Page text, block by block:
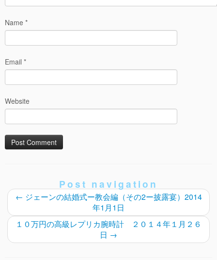
Name *
Email *
Website
Post navigation
← ジェーンの結婚式ー教会編（その2ー披露宴）2014
年1月1日
１０万円の高級レプリカ腕時計 ２０１４年１月２６
日 →